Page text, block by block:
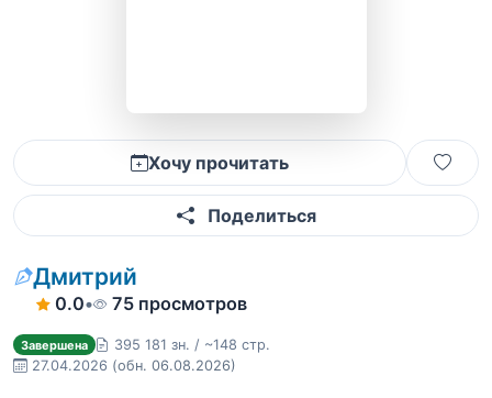
Хочу прочитать
Поделиться
Дмитрий
0.0• 75 просмотров
Завершена
395 181 зн. / ~148 стр.
27.04.2026 (обн. 06.08.2026)